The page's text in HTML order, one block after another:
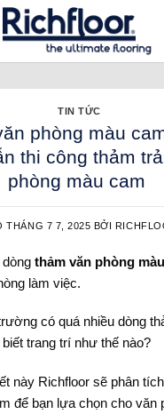
TIN TỨC
phòng màu
thi công thảm
phòng màu cam
THÁNG 7 7, 2025 BỞI
thảm văn phòng
làm việc.
có quá nhiều dòng
trang trí như thế nào?
này Richfloor sẽ phân
để bạn lựa chọn cho văn